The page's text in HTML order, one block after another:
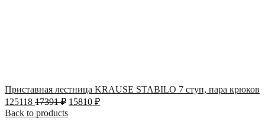
Приставная лестница KRAUSE STABILO 7 ступ, пара крюков
125118 17391₽ 15810 ₽
Back to products